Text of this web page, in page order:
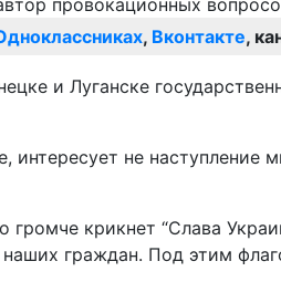
, Вконтакте,
и Луганске
не наступление
крикнет “Слава
граждан. Под этим